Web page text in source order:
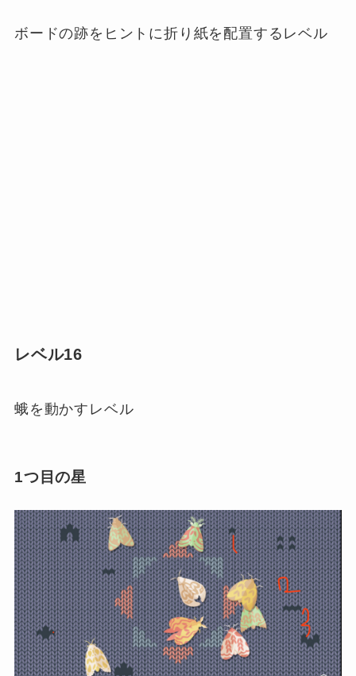
ボードの跡をヒントに折り紙を配置するレベル
レベル16
蛾を動かすレベル
1つ目の星